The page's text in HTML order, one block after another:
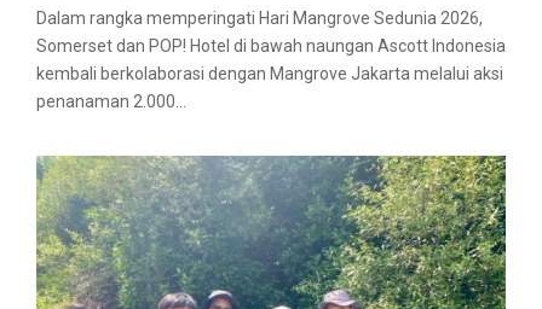
Dalam rangka memperingati Hari Mangrove Sedunia 2026,
Somerset dan POP! Hotel di bawah naungan Ascott Indonesia
kembali berkolaborasi dengan Mangrove Jakarta melalui aksi
penanaman 2.000...